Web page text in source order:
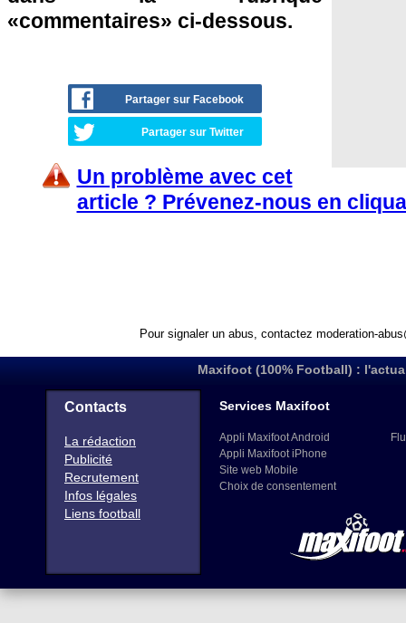
«commentaires» ci-dessous.
Partager sur Facebook
Partager sur Twitter
Un problème avec cet
article ? Prévenez-nous en
Pour signaler un abus, contactez moderation-
Maxifoot (100% Football) :
Contacts
La rédaction
Publicité
Recrutement
Infos légales
Liens football
Services Maxifoot
Appli Maxifoot Android
Appli Maxifoot iPhone
Site web Mobile
Choix de consentement